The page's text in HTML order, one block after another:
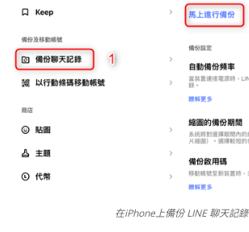
在iPhone上備份 LINE 聊天記錄